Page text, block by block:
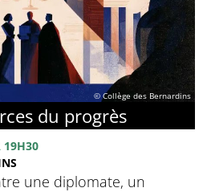
© Collège des Bernardins
du progrès
19H30
une diplomate, un